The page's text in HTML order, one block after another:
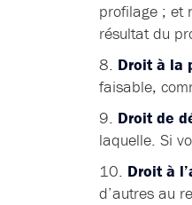
profilage ; et
résultat du
Droit à la
faisable,
Droit de
laquelle. Si
Droit à
d’autres au